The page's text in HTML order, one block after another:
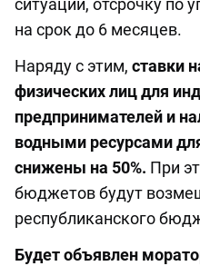
ситуации, отсрочку по
на срок до 6 месяцев.
Наряду с этим, ставки
физических лиц для
предпринимателей и
водными ресурсами
снижены на 50%. При
бюджетов будут
республиканского
Будет объявлен